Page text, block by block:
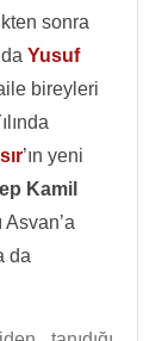
sonra
Yusuf
bireyleri
’ın yeni
Kamil
Asvan’a
da